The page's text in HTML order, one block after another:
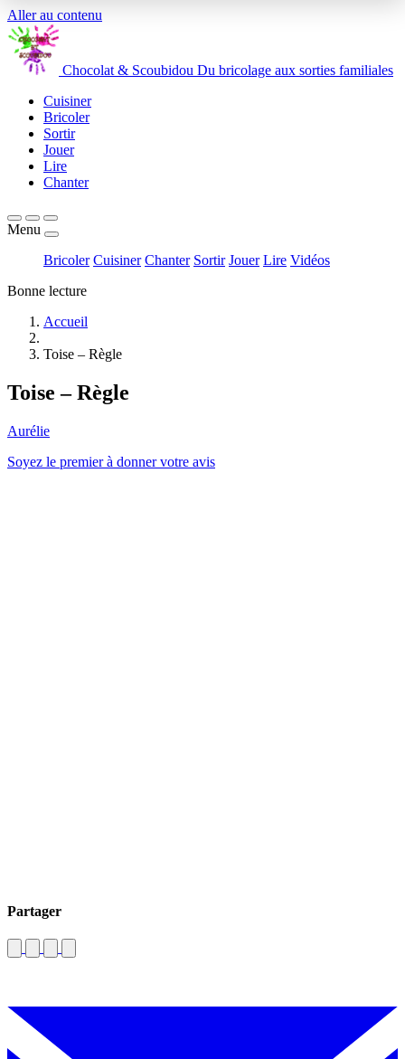
Aller au contenu
Chocolat & Scoubidou Du bricolage aux sorties familiales
Cuisiner
Bricoler
Sortir
Jouer
Lire
Chanter
Menu
Bricoler Cuisiner Chanter Sortir Jouer Lire Vidéos
Bonne lecture
Accueil
Toise – Règle
Toise – Règle
Aurélie
Soyez le premier à donner votre avis
Partager